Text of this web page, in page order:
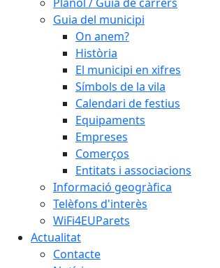
Guia del municipi
On anem?
Història
El municipi en xifres
Símbols de la vila
Calendari de festius
Equipaments
Empreses
Comerços
Entitats i associacions
Informació geogràfica
Telèfons d'interès
WiFi4EUParets
Actualitat
Contacte